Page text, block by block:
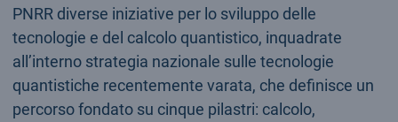
PNRR diverse iniziative per lo sviluppo delle
tecnologie e del calcolo quantistico, inquadrate
all’interno strategia nazionale sulle tecnologie
quantistiche recentemente varata, che definisce un
percorso fondato su cinque pilastri: calcolo,